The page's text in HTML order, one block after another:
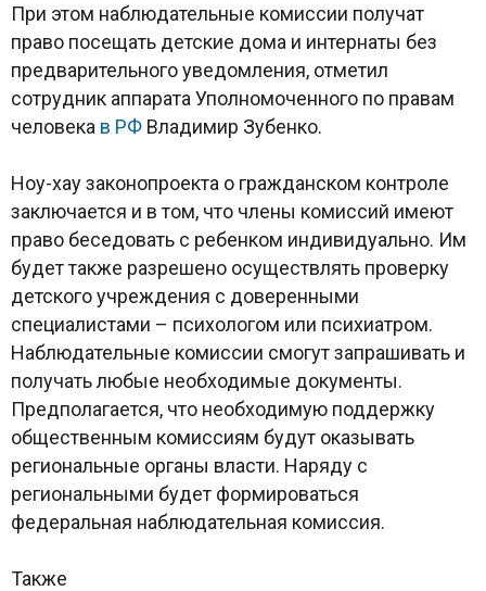
При этом наблюдательные комиссии получат
право посещать детские дома и интернаты без
предварительного уведомления, отметил
сотрудник аппарата Уполномоченного по правам
человека в РФ Владимир Зубенко.
Ноу-хау законопроекта о гражданском контроле
заключается и в том, что члены комиссий имеют
право беседовать с ребенком индивидуально. Им
будет также разрешено осуществлять проверку
детского учреждения с доверенными
специалистами – психологом или психиатром.
Наблюдательные комиссии смогут запрашивать и
получать любые необходимые документы.
Предполагается, что необходимую поддержку
общественным комиссиям будут оказывать
региональные органы власти. Наряду с
региональными будет формироваться
федеральная наблюдательная комиссия.
Также